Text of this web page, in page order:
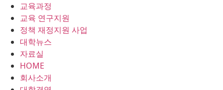
교육과정
교육 연구지원
정책 재정지원 사업
대학뉴스
자료실
HOME
회사소개